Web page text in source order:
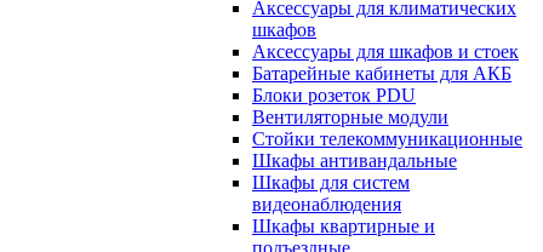
Аксессуары для климатических
шкафов
Аксессуары для шкафов и стоек
Батарейные кабинеты для АКБ
Блоки розеток PDU
Вентиляторные модули
Стойки телекоммуникационные
Шкафы антивандальные
Шкафы для систем
видеонаблюдения
Шкафы квартирные и
подъездные